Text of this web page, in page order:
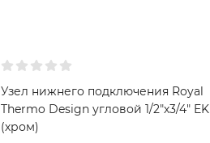
Узел нижнего подключения Royal
Thermo Design угловой 1/2"х3/4" EK
(хром)